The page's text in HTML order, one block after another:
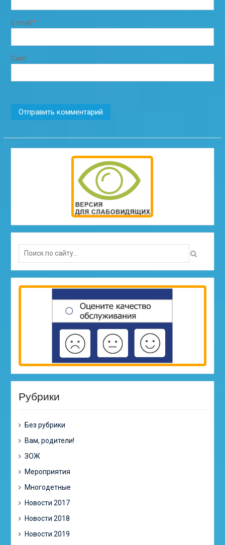
E-mail *
Сайт
Search
for:
Рубрики
Без рубрики
Вам, родители!
ЗОЖ
Мероприятия
Многодетные
Новости 2017
Новости 2018
Новости 2019